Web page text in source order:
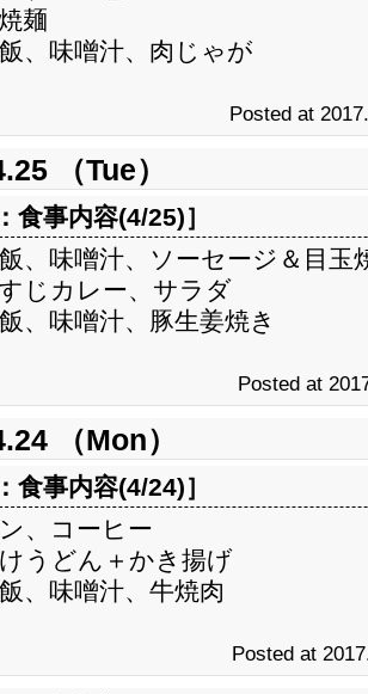
麺
、味噌汁、肉じゃが
Posted at
（Tue）
食事内容(4/25)］
、味噌汁、ソーセージ＆目玉
じカレー、サラダ
、味噌汁、豚生姜焼き
Posted at
（Mon）
食事内容(4/24)］
、コーヒー
うどん＋かき揚げ
、味噌汁、牛焼肉
Posted at